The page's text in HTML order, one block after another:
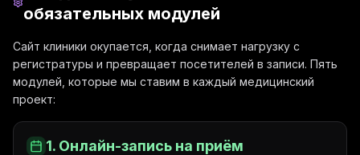
обязательных модулей
Сайт клиники окупается, когда снимает нагрузку с
регистратуры и превращает посетителей в записи. Пять
модулей, которые мы ставим в каждый медицинский
проект:
1. Онлайн-запись на приём